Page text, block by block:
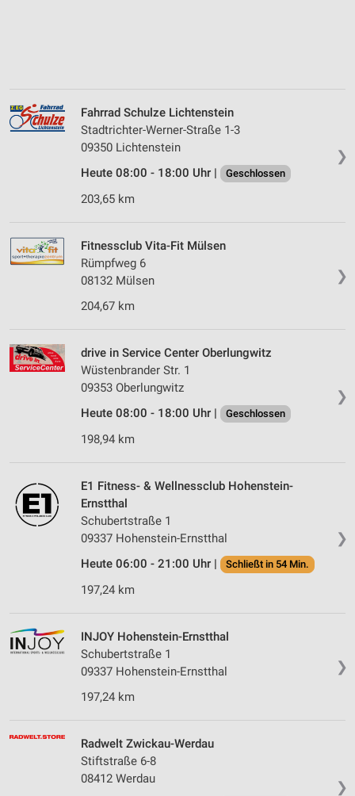
❯
Fahrrad Schulze Lichtenstein
Stadtrichter-Werner-Straße 1-3
09350 Lichtenstein
Heute 08:00 - 18:00 Uhr |
Geschlossen
203,65 km
❯
Fitnessclub Vita-Fit Mülsen
Rümpfweg 6
08132 Mülsen
204,67 km
❯
drive in Service Center Oberlungwitz
Wüstenbrander Str. 1
09353 Oberlungwitz
Heute 08:00 - 18:00 Uhr |
Geschlossen
198,94 km
❯
E1 Fitness- & Wellnessclub Hohenstein-
Ernstthal
Schubertstraße 1
09337 Hohenstein-Ernstthal
Heute 06:00 - 21:00 Uhr |
Schließt in 54 Min.
197,24 km
❯
INJOY Hohenstein-Ernstthal
Schubertstraße 1
09337 Hohenstein-Ernstthal
197,24 km
❯
Radwelt Zwickau-Werdau
Stiftstraße 6-8
08412 Werdau